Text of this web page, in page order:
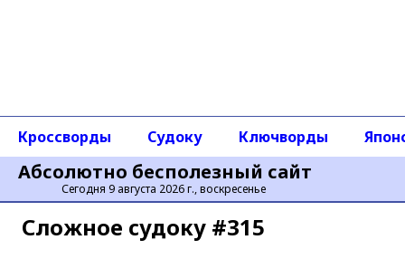
Абсолютно бесполезный сайт
Сегодня 9 августа 2026 г., воскресенье
Кроссворды Судоку Ключворды
Сложное cудоку #315